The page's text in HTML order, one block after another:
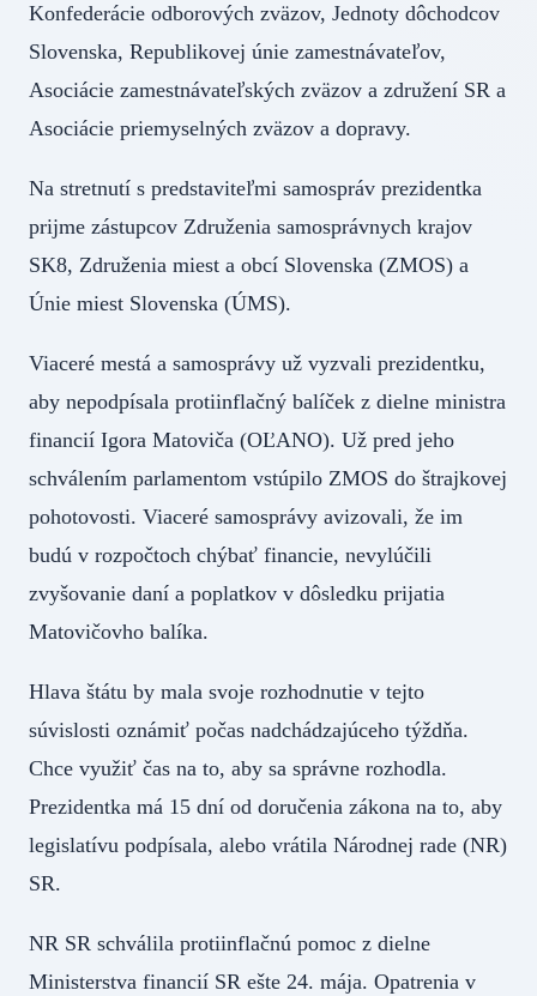
Konfederácie odborových zväzov, Jednoty dôchodcov
Slovenska, Republikovej únie zamestnávateľov,
Asociácie zamestnávateľských zväzov a združení SR a
Asociácie priemyselných zväzov a dopravy.
Na stretnutí s predstaviteľmi samospráv prezidentka
prijme zástupcov Združenia samosprávnych krajov
SK8, Združenia miest a obcí Slovenska (ZMOS) a
Únie miest Slovenska (ÚMS).
Viaceré mestá a samosprávy už vyzvali prezidentku,
aby nepodpísala protiinflačný balíček z dielne ministra
financií Igora Matoviča (OĽANO). Už pred jeho
schválením parlamentom vstúpilo ZMOS do štrajkovej
pohotovosti. Viaceré samosprávy avizovali, že im
budú v rozpočtoch chýbať financie, nevylúčili
zvyšovanie daní a poplatkov v dôsledku prijatia
Matovičovho balíka.
Hlava štátu by mala svoje rozhodnutie v tejto
súvislosti oznámiť počas nadchádzajúceho týždňa.
Chce využiť čas na to, aby sa správne rozhodla.
Prezidentka má 15 dní od doručenia zákona na to, aby
legislatívu podpísala, alebo vrátila Národnej rade (NR)
SR.
NR SR schválila protiinflačnú pomoc z dielne
Ministerstva financií SR ešte 24. mája. Opatrenia v